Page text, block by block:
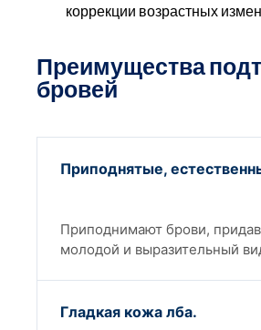
коррекции возрастных
Преимущества
бровей
Приподнятые,
Приподнимают брови,
молодой и выразительный
Гладкая кожа лба.